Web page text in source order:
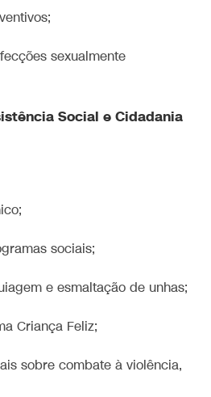
sexualmente
Social e Cidadania
sociais;
e esmaltação de unhas;
Criança Feliz;
sobre combate à violência,